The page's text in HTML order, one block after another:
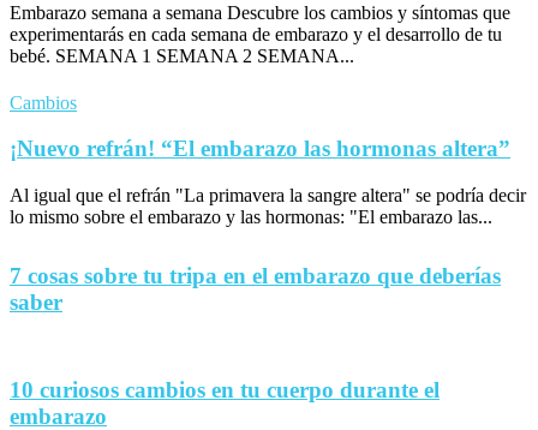
Embarazo semana a semana Descubre los cambios y síntomas que
experimentarás en cada semana de embarazo y el desarrollo de tu
bebé. SEMANA 1 SEMANA 2 SEMANA...
Cambios
¡Nuevo refrán! “El embarazo las hormonas altera”
Al igual que el refrán "La primavera la sangre altera" se podría decir
lo mismo sobre el embarazo y las hormonas: "El embarazo las...
7 cosas sobre tu tripa en el embarazo que deberías
saber
10 curiosos cambios en tu cuerpo durante el
embarazo